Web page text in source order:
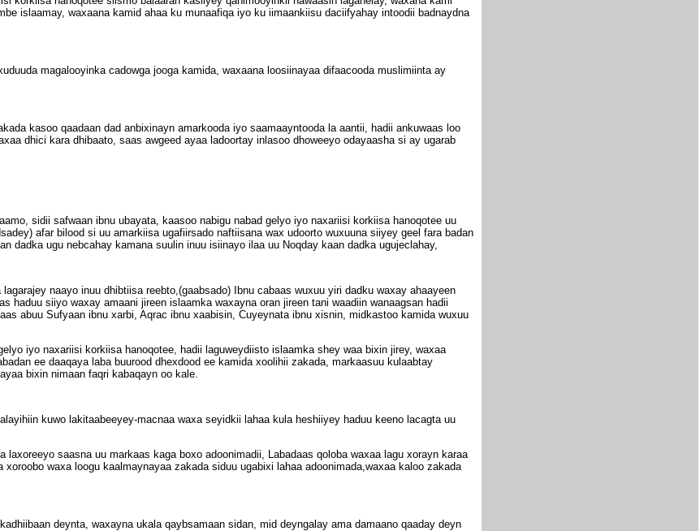
islaamay, waxaana kamid ahaa ku munaafiqa iyo ku iimaankiisu daciifyahay intoodii badnaydna
magalooyinka cadowga jooga kamida, waxaana loosiinayaa difaacooda muslimiinta ay
kasoo qaadaan dad anbixinayn amarkooda iyo saamaayntooda la aantii, hadii ankuwaas loo
dhici kara dhibaato, saas awgeed ayaa ladoortay inlasoo dhoweeyo odayaasha si ay ugarab
sidii safwaan ibnu ubayata, kaasoo nabigu nabad gelyo iyo naxariisi korkiisa hanoqotee uu
afar bilood si uu amarkiisa ugafiirsado naftiisana wax udoorto wuxuuna siiyey geel fara badan
dadka ugu nebcahay kamana suulin inuu isiinayo ilaa uu Noqday kaan dadka ugujeclahay,
naayo inuu dhibtiisa reebto,(gaabsado) Ibnu cabaas wuxuu yiri dadku waxay ahaayeen
haduu siiyo waxay amaani jireen islaamka waxayna oran jireen tani waadiin wanaagsan hadii
abuu Sufyaan ibnu xarbi, Aqrac ibnu xaabisin, Cuyeynata ibnu xisnin, midkastoo kamida wuxuu
iyo naxariisi korkiisa hanoqotee, hadii laguweydiisto islaamka shey waa bixin jirey, waxaa
ee daaqaya laba buurood dhexdood ee kamida xoolihii zakada, markaasuu kulaabtay
bixin nimaan faqri kabaqayn oo kale.
kuwo lakitaabeeyey-macnaa waxa seyidkii lahaa kula heshiiyey haduu keeno lacagta uu
saasna uu markaas kaga boxo adoonimadii, Labadaas qoloba waxaa lagu xorayn karaa
waxa loogu kaalmaynayaa zakada siduu ugabixi lahaa adoonimada,waxaa kaloo zakada
deynta, waxayna ukala qaybsamaan sidan, mid deyngalay ama damaano qaaday deyn